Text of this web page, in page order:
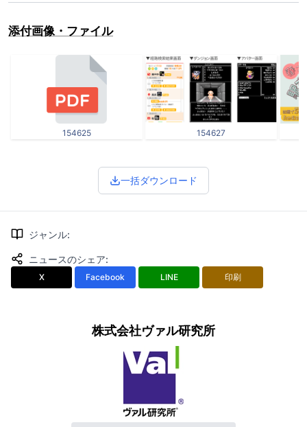
添付画像・ファイル
154625 154627
一括ダウンロード
ジャンル:
ニュースのシェア:
X Facebook LINE 印刷
株式会社ヴァル研究所